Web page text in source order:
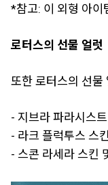
*참고: 이 외형 아이
로터스의 선물 얼럿
또한 로터스의 선물
- 지브라 파라시스
- 라크 플럭투스 스
- 스콘 라세라 스킨